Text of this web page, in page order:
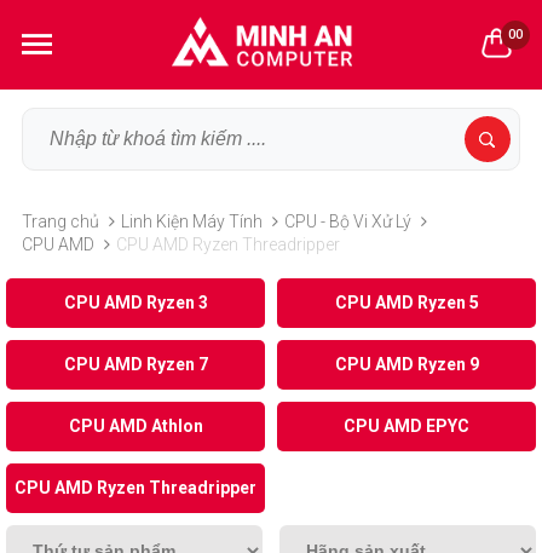
00
Trang chủ Linh Kiện Máy Tính
CPU - Bộ Vi Xử Lý
CPU AMD
CPU AMD Ryzen Threadripper
CPU AMD Ryzen 3 CPU AMD Ryzen 5
CPU AMD Ryzen 7 CPU AMD Ryzen 9
CPU AMD Athlon CPU AMD EPYC
CPU AMD Ryzen Threadripper